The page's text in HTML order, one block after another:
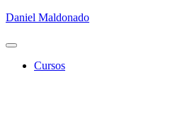
Daniel Maldonado
Cambiar
Cursos